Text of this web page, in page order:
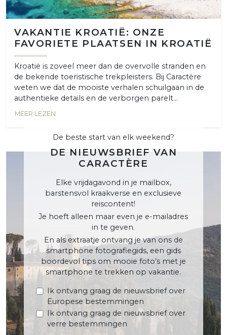
VAKANTIE KROATIË: ONZE
FAVORIETE PLAATSEN IN KROATIË
Kroatië is zoveel meer dan de overvolle stranden en
de bekende toeristische trekpleisters. Bij Caractère
weten we dat de mooiste verhalen schuilgaan in de
authentieke details en de verborgen parelt...
MEER LEZEN
De beste start van elk weekend?
DE NIEUWSBRIEF VAN
CARACTÈRE
Elke vrijdagavond in je mailbox,
barstensvol kraakverse en exclusieve
reiscontent!
Je hoeft alleen maar even je e-mailadres
in te geven.
En als extraatje ontvang je van ons de
smartphone fotografiegids, een gids
boordevol tips om mooie foto’s met je
smartphone te trekken op vakantie.
Ik ontvang graag de nieuwsbrief over
Europese bestemmingen
Ik ontvang graag de nieuwsbrief over
verre bestemmingen